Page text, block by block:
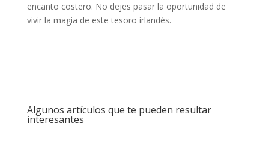
encanto costero. No dejes pasar la oportunidad de
vivir la magia de este tesoro irlandés.
Algunos artículos que te pueden resultar
interesantes